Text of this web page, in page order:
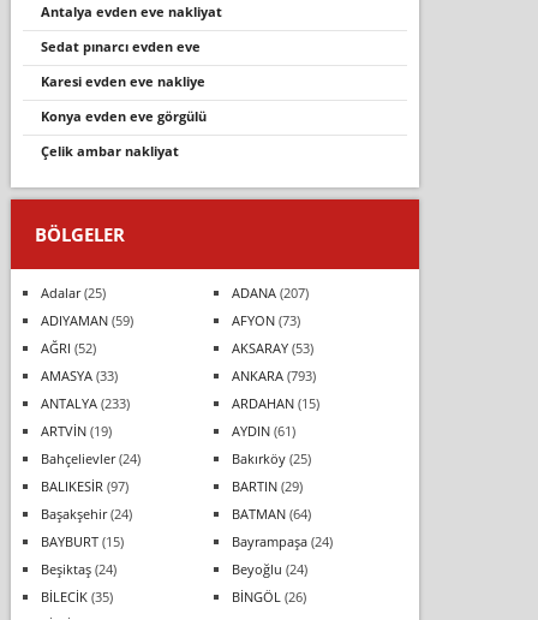
antalya evden eve nakliyat
sedat pınarcı evden eve
karesi̇ evden eve nakli̇ye
konya evden eve görgülü
çelik ambar nakliyat
BÖLGELER
Adalar(25) ADANA(207)
ADIYAMAN(59) AFYON(73)
AĞRI (52) AKSARAY(53)
AMASYA(33) ANKARA(793)
ANTALYA(233) ARDAHAN(15)
ARTVİN(19) AYDIN(61)
Bahçelievler(24) Bakırköy(25)
BALIKESİR (97) BARTIN(29)
Başakşehir(24) BATMAN(64)
BAYBURT(15) Bayrampaşa(24)
Beşiktaş(24) Beyoğlu (24)
BİLECİK(35) BİNGÖL (26)